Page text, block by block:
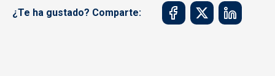
¿Te ha gustado? Comparte: